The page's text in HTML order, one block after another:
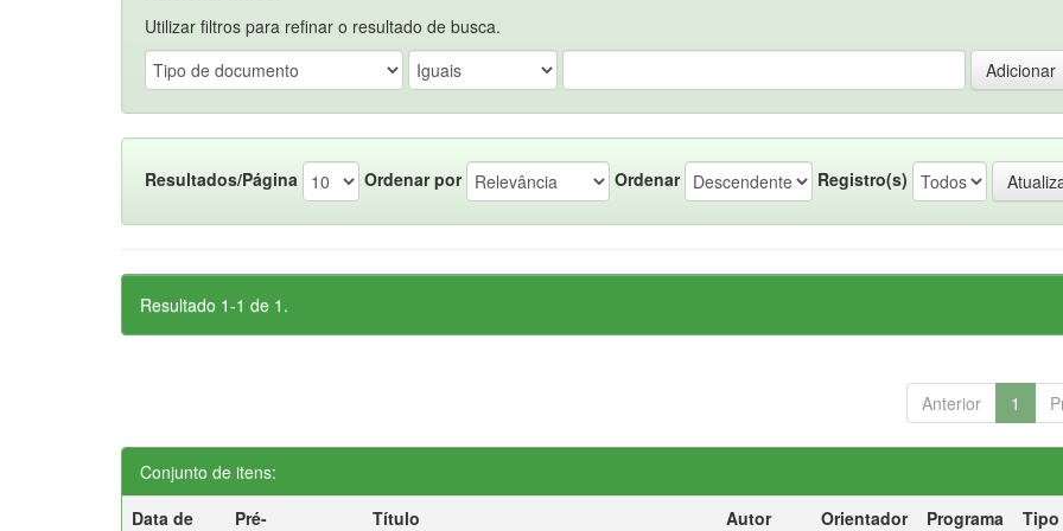
Utilizar filtros para refinar o resultado de busca.
Resultados/Página Ordenar por Ordenar Registro(s)
Resultado 1-1 de 1.
Anterior 1
Conjunto de itens:
Data de
Pré-
Título Autor Orientador Programa
Tipo